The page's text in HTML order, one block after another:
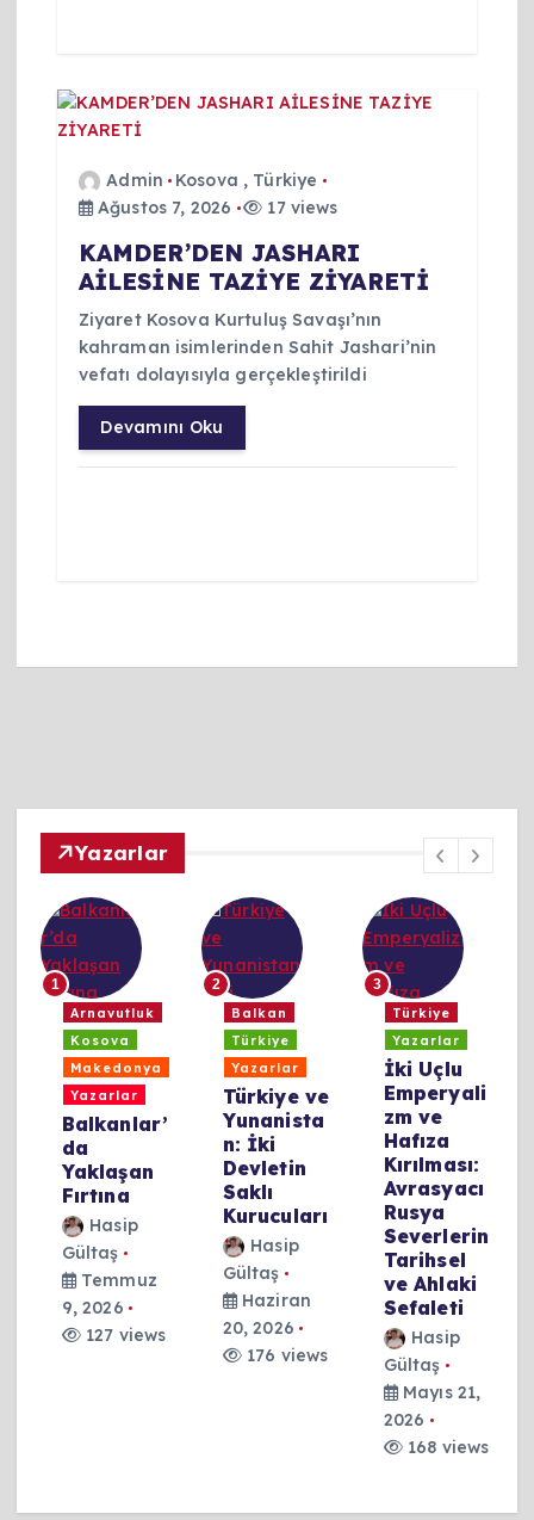
Admin Kosova , Türkiye
Ağustos 7, 2026
17 views
KAMDER’DEN JASHARI
AİLESİNE TAZİYE ZİYARETİ
Ziyaret Kosova Kurtuluş Savaşı’nın
kahraman isimlerinden Sahit Jashari’nin
vefatı dolayısıyla gerçekleştirildi
Devamını Oku
Yazarlar
1
Arnavutluk
Kosova
Makedonya
Yazarlar
Balkanlar’
da
Yaklaşan
Fırtına
Hasip
Gültaş
Temmuz
9, 2026
127 views
2
Balkan
Türkiye
Yazarlar
Türkiye ve
Yunanista
n: İki
Devletin
Saklı
Kurucuları
Hasip
Gültaş
Haziran
20, 2026
176 views
3
Türkiye
Yazarlar
İki Uçlu
Emperyali
zm ve
Hafıza
Kırılması:
Avrasyacı
Rusya
Severlerin
Tarihsel
ve Ahlaki
Sefaleti
Hasip
Gültaş
Mayıs 21,
2026
168 views